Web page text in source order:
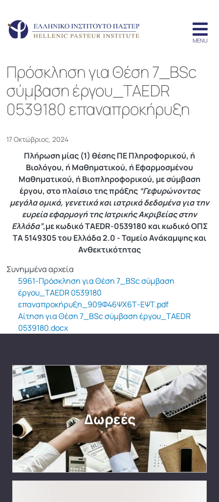
Πρόσκληση για Θέση 7_BSc
σύμβαση έργου_TAEDR
0539180 επαναπροκήρυξη
17 Οκτώβριος, 2024
Πλήρωση μίας (1) θέσης ΠΕ Πληροφορικού, ή
Βιολόγου, ή Μαθηματικού, ή Εφαρμοσμένου
Μαθηματικού, ή Βιοπληροφορικού, με σύμβαση
έργου, στο πλαίσιο της πράξης “Γεφυρώνοντας
μεγάλα ομικά, γενετικά και ιατρικά δεδομένα για την
ευρεία εφαρμογή της Ιατρικής Ακριβείας στην
Ελλάδα”,με κωδικό TAEDR-0539180 και κωδικό ΟΠΣ
ΤΑ 5149305 του Ελλάδα 2.0 - Ταμείο Ανάκαμψης και
Ανθεκτικότητας
Συνημμένα αρχεία
5961-Πρόσκληση για Θέση 7_BSc σύμβαση
έργου_TAEDR 0539180
επαναπροκήρυξη_909Φ46ΨΧ6Τ-ΕΨΤ.pdf
Αίτηση για Θέση 7_BSc σύμβαση έργου_TAEDR
0539180.docx
Δωρεές